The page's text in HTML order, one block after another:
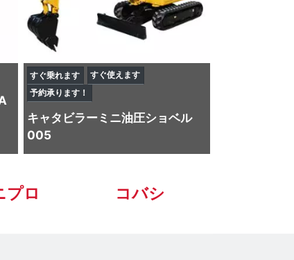
すぐ乗れます
すぐ使えます
予約承ります！
キャタビラーミニ油圧ショベル
005
プロ コバシ